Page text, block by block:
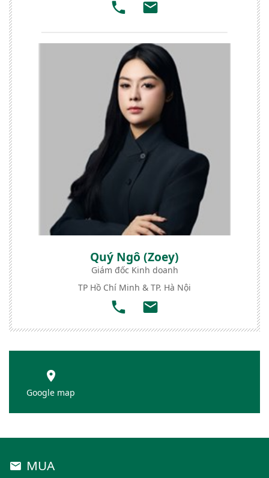
Quý Ngô (Zoey)
Giám đốc Kinh doanh
TP Hồ Chí Minh & TP. Hà Nội
Google map
MUA